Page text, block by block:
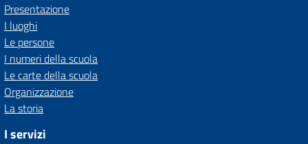
Presentazione
I luoghi
Le persone
I numeri della scuola
Le carte della scuola
Organizzazione
La storia
I servizi